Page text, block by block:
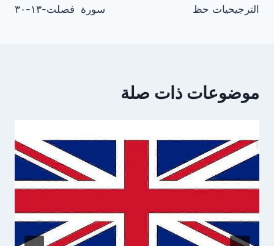
الترجيحيات حظ
سورة فصلت-١٣-٣٠
موضوعات ذات صلة